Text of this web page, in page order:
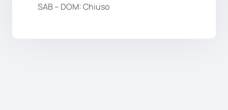
SAB – DOM: Chiuso